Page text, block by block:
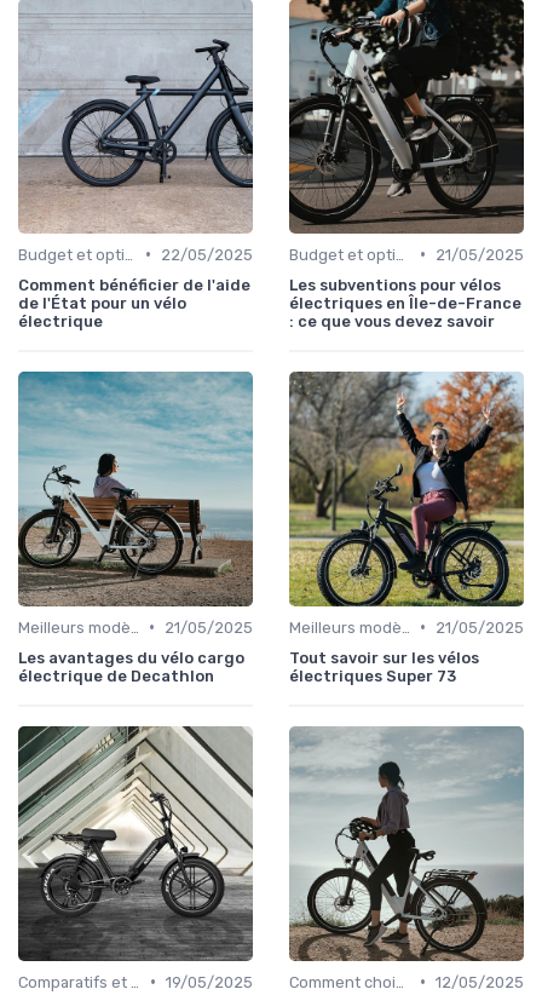
•
22/05/2025
Comment bénéficier de l'aide
de l'État pour un vélo
électrique
•
21/05/2025
Les subventions pour vélos
électriques en Île-de-France
: ce que vous devez savoir
•
21/05/2025
Les avantages du vélo cargo
électrique de Decathlon
•
21/05/2025
Tout savoir sur les vélos
électriques Super 73
• 19/05/2025
• 12/05/2025